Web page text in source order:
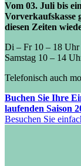
Vom 03. Juli bis
Vorverkaufskasse
diesen Zeiten
Di – Fr 10 – 18 Uhr
Samstag 10 – 14
Telefonisch auch
Buchen Sie Ihre
laufenden Saison
Besuchen Sie